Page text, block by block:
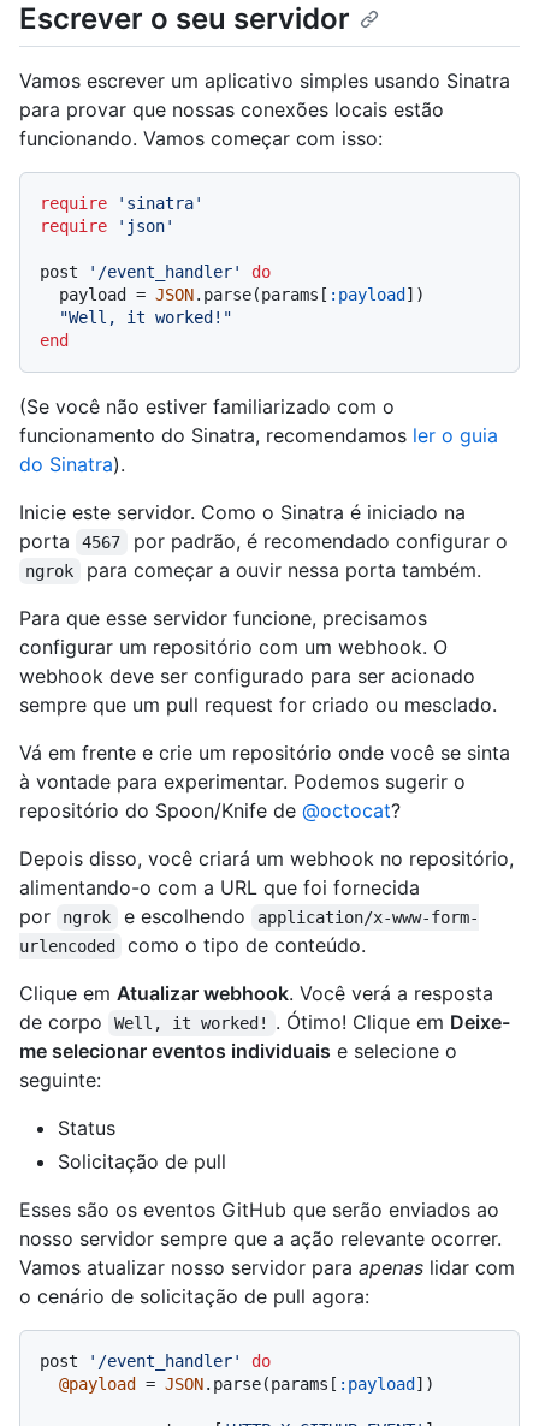
Escrever o seu servidor
Vamos escrever um aplicativo simples usando Sinatra
para provar que nossas conexões locais estão
funcionando. Vamos começar com isso:
require
'sinatra'
require
'json'
post '/event_handler'
do
  payload =
JSON.parse(params[ :payload ])
"Well, it worked!"
end
(Se você não estiver familiarizado com o
funcionamento do Sinatra, recomendamos ler o guia
do Sinatra).
Inicie este servidor. Como o Sinatra é iniciado na
porta
4567 por padrão, é recomendado configurar o
ngrok
para começar a ouvir nessa porta também.
Para que esse servidor funcione, precisamos
configurar um repositório com um webhook. O
webhook deve ser configurado para ser acionado
sempre que um pull request for criado ou mesclado.
Vá em frente e crie um repositório onde você se sinta
à vontade para experimentar. Podemos sugerir o
repositório do Spoon/Knife de @octocat?
Depois disso, você criará um webhook no repositório,
alimentando-o com a URL que foi fornecida
por
ngrok e escolhendo
application/x-www-form-
urlencoded
como o tipo de conteúdo.
Clique em Atualizar webhook. Você verá a resposta
de corpo
Well, it worked! . Ótimo! Clique em Deixe-
me selecionar eventos individuais e selecione o
seguinte:
Status
Solicitação de pull
Esses são os eventos GitHub que serão enviados ao
nosso servidor sempre que a ação relevante ocorrer.
Vamos atualizar nosso servidor para apenas lidar com
o cenário de solicitação de pull agora:
post '/event_handler'
do
@payload
= JSON.parse(params[ :payload ])